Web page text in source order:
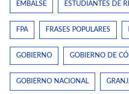
EMBALSE ESTUDIANTES DE
FPA FRASES POPULARES
GOBIERNO GOBIERNO DE
GOBIERNO NACIONAL